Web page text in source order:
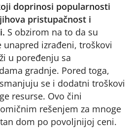
doprinosi popularnosti
pristupačnost i
S obzirom na to da su
izrađeni, troškovi
u poređenju sa
gradnje. Pored toga,
se i dodatni troškovi
resurse. Ovo čini
rešenjem za mnoge
dom po povoljnijoj ceni​.